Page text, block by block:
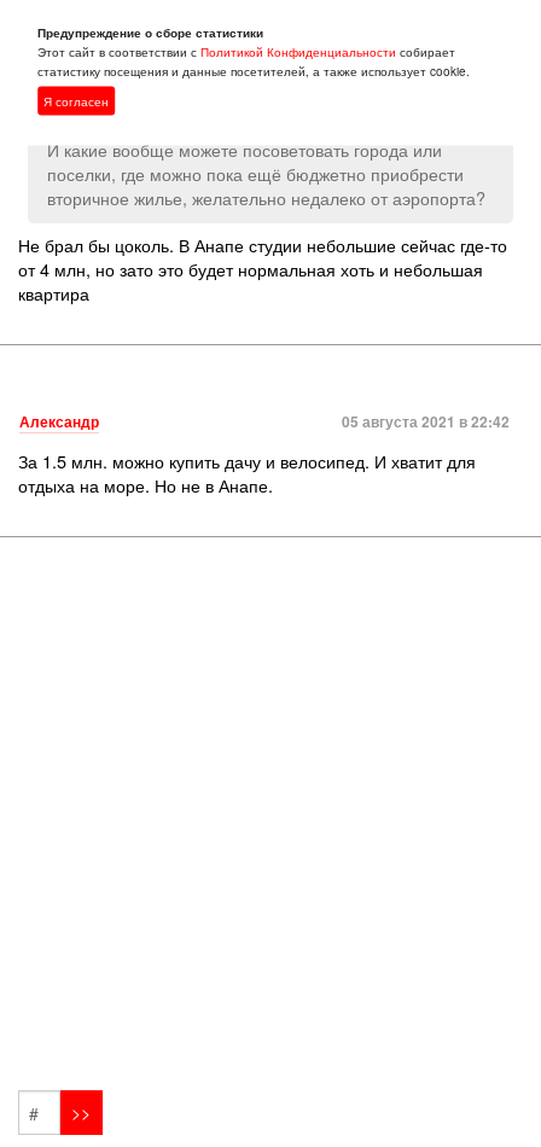
Осталась Анапа. Продают цокольные квартиры
в пределах 1.5 млн в районе гаргиппия. Есть ли среди
вас кто живёт в этих домах? Что можете о них сказать
хорошего/плохого? Как с инфраструктурой и далеко ли
И какие вообще можете посоветовать города или
поселки, где можно пока ещё бюджетно приобрести
вторичное жилье, желательно недалеко от аэропорта?
Не брал бы цоколь. В Анапе студии небольшие сейчас где-то
от 4 млн, но зато это будет нормальная хоть и небольшая
квартира
Александр 05 августа 2021 в 22:42
За 1.5 млн. можно купить дачу и велосипед. И хватит для
отдыха на море. Но не в Анапе.
Предупреждение о сборе статистики
Этот сайт в соответствии сПолитикой Конфиденциальности собирает
статистику посещения и данные посетителей, а также использует cookie.
Я согласен